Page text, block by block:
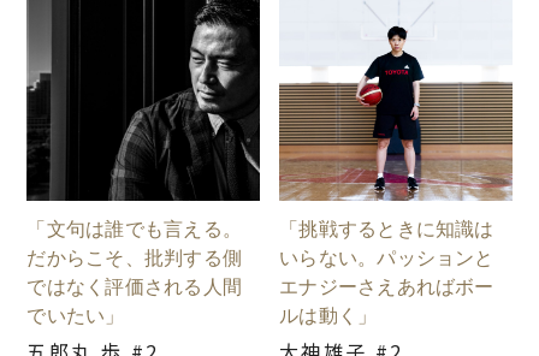
「文句は誰でも言える。
だからこそ、批判する側
ではなく評価される人間
でいたい」
「挑戦するときに知識は
いらない。パッションと
エナジーさえあればボー
ルは動く」